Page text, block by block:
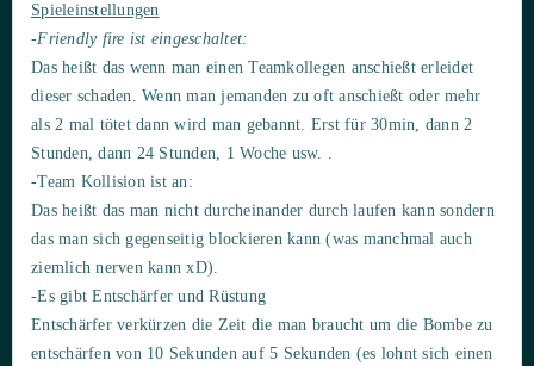
Spieleinstellungen
-Friendly fire ist eingeschaltet:
Das heißt das wenn man einen Teamkollegen anschießt erleidet
dieser schaden. Wenn man jemanden zu oft anschießt oder mehr
als 2 mal tötet dann wird man gebannt. Erst für 30min, dann 2
Stunden, dann 24 Stunden, 1 Woche usw. .
-Team Kollision ist an:
Das heißt das man nicht durcheinander durch laufen kann sondern
das man sich gegenseitig blockieren kann (was manchmal auch
ziemlich nerven kann xD).
-Es gibt Entschärfer und Rüstung
Entschärfer verkürzen die Zeit die man braucht um die Bombe zu
entschärfen von 10 Sekunden auf 5 Sekunden (es lohnt sich einen